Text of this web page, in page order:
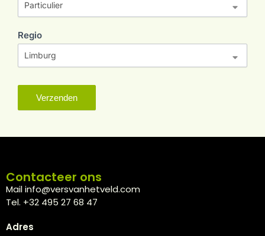
Regio
Verzenden
Contacteer ons
Mail info@versvanhetveld.com
Tel. +32 495 27 68 47
Adres